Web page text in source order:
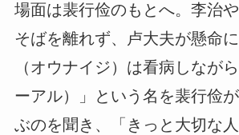
場面は裴行俭のもとへ。李治
そばを離れず、卢大夫が懸命
（オウナイジ）は看病しなが
ーアル）」という名を裴行俭
ぶのを聞き、「きっと大切な人